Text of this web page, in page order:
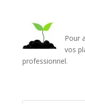
Pour
vos
professionnel.